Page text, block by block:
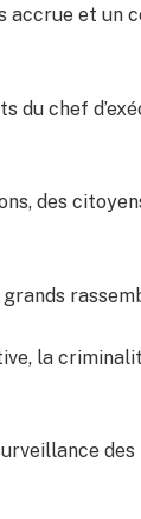
accrue et un
du chef
des
la